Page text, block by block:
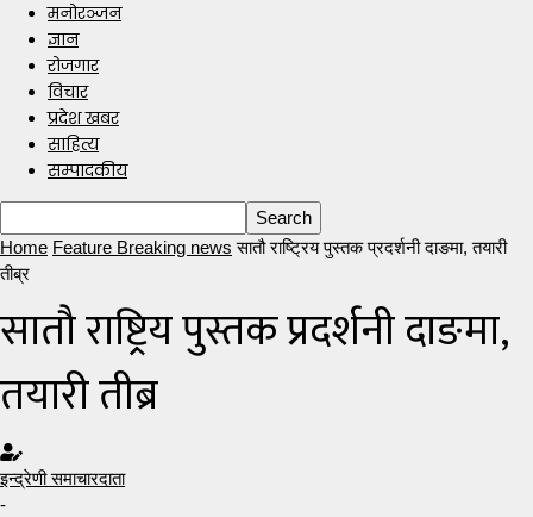
मनोरञ्जन
ज्ञान
रोजगार
विचार
प्रदेश खबर
साहित्य
सम्पादकीय
Home Feature Breaking news सातौ राष्ट्रिय पुस्तक प्रदर्शनी दाङमा, तयारी
तीब्र
सातौ राष्ट्रिय पुस्तक प्रदर्शनी दाङमा,
तयारी तीब्र
इन्द्रेणी समाचारदाता
-